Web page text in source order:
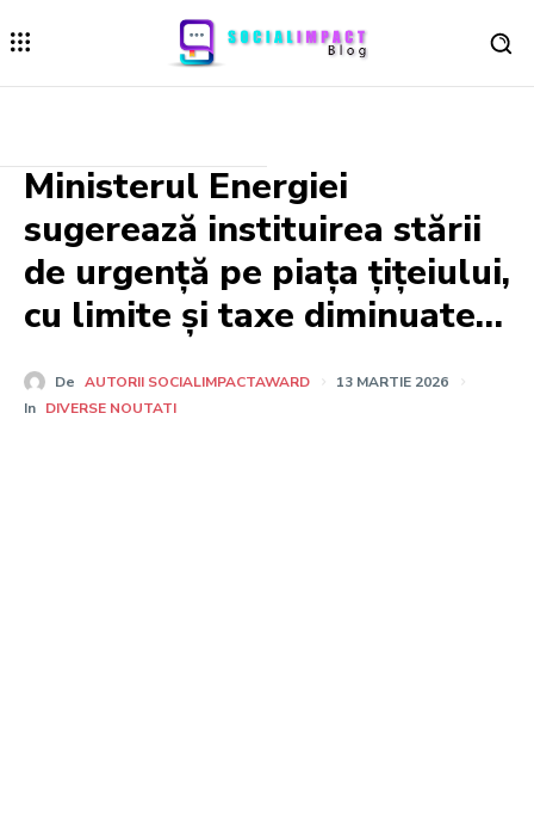
Ministerul Energiei
sugerează instituirea stării
de urgență pe piața țițeiului,
cu limite și taxe diminuate…
De AUTORII SOCIALIMPACTAWARD
13 MARTIE 2026
In DIVERSE NOUTATI